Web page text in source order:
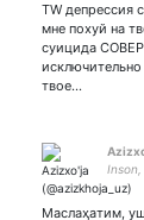
xeno/
TW депрессия
мне похуй на
суицида
твое…
Маслаҳатим,